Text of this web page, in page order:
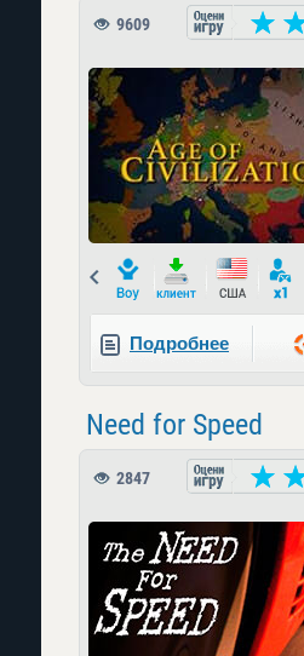
9609
Prev
Подробнее
Need for Speed
2847